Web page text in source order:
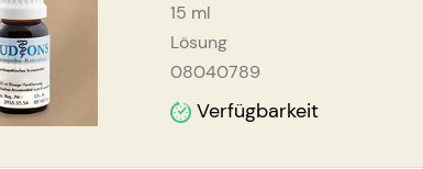
15 ml
Lösung
08040789
Verfügbarkeit